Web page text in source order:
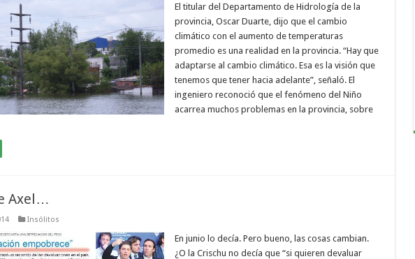
El titular del Departamento de Hidrología de la
provincia, Oscar Duarte, dijo que el cambio
climático con el aumento de temperaturas
promedio es una realidad en la provincia. “Hay que
adaptarse al cambio climático. Esa es la visión que
tenemos que tener hacia adelante”, señaló. El
ingeniero reconoció que el fenómeno del Niño
acarrea muchos problemas en la provincia, sobre
Axel…
Insólitos
En junio lo decía. Pero bueno, las cosas cambian.
¿O la Crischu no decía que “si quieren devaluar